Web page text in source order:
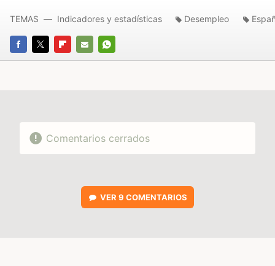
FACEBOOK
TWITTERFLIPBOARD
E-
WHATSAPP
TEMAS Indicadores y estadísticas Desempleo
Comentarios cerrados
VER 9 COMENTARIOS